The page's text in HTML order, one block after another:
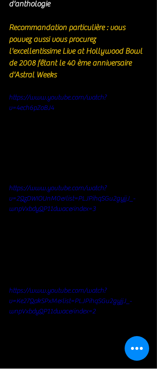
d'anthologie
Recommandation particulière : vous
pouvez aussi vous procurez
l'excellentissime Live at Hollywood Bowl
de 2008 fêtant le 40 ème anniversaire
d'Astral Weeks
https://www.youtube.com/watch?
v=4ech6pZoBJ4
https://www.youtube.com/watch?
v=2QzDWIOUnM0&list=PLJPihqSGu2gyjjJ_-
wnpVxbdyQP11dwac&index=3
https://www.youtube.com/watch?
v=Ke27QakSPxM&list=PLJPihqSGu2gyjjJ_-
wnpVxbdyQP11dwac&index=2